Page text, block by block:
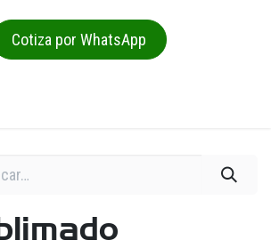
Cotiza por WhatsApp